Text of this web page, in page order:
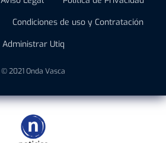
Condiciones de uso y Contratación
Administrar Utiq
© 2021 Onda Vasca